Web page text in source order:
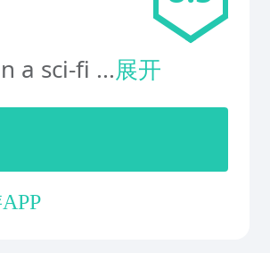
a sci-fi ...展开